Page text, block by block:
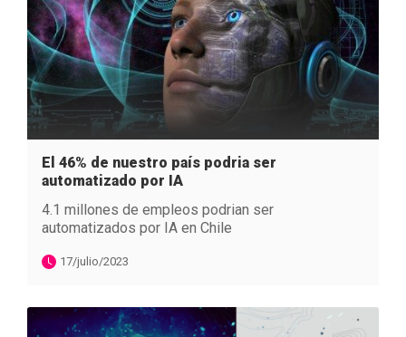
El 46% de nuestro país podria ser
automatizado por IA
4.1 millones de empleos podrian ser
automatizados por IA en Chile
17/julio/2023